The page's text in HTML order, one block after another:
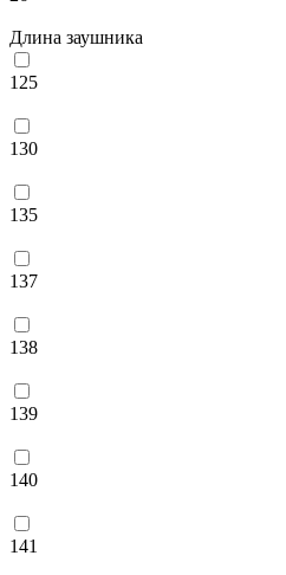
Длина заушника
125
130
135
137
138
139
140
141